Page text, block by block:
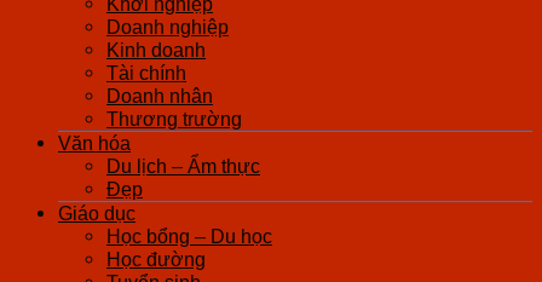
Doanh nghiệp
Kinh doanh
Tài chính
Doanh nhân
Thương trường
Văn hóa
Du lịch – Ẩm thực
Đẹp
Giáo dục
Học bổng – Du học
Học đường